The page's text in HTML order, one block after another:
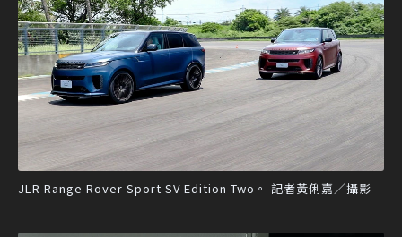
JLR Range Rover Sport SV Edition Two。 記者黃俐嘉／攝影